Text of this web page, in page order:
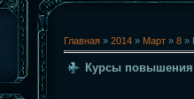
Главная » 2014 » Март » 8 »
Курсы повышения